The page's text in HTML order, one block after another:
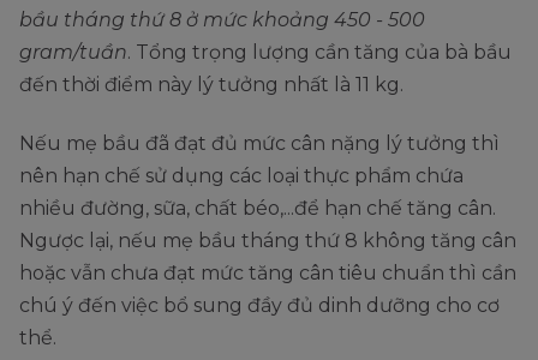
bầu tháng thứ 8 ở mức khoảng 450 - 500
gram/tuần. Tổng trọng lượng cần tăng của bà bầu
đến thời điểm này lý tưởng nhất là 11 kg.
Nếu mẹ bầu đã đạt đủ mức cân nặng lý tưởng thì
nên hạn chế sử dụng các loại thực phẩm chứa
nhiều đường, sữa, chất béo,...để hạn chế tăng cân.
Ngược lại, nếu mẹ bầu tháng thứ 8 không tăng cân
hoặc vẫn chưa đạt mức tăng cân tiêu chuẩn thì cần
chú ý đến việc bổ sung đầy đủ dinh dưỡng cho cơ
thể.